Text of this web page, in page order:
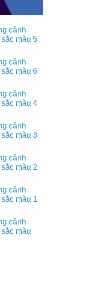
cảnh
màu 5
cảnh
màu 6
cảnh
màu 4
cảnh
màu 3
cảnh
màu 2
cảnh
màu 1
cảnh
màu